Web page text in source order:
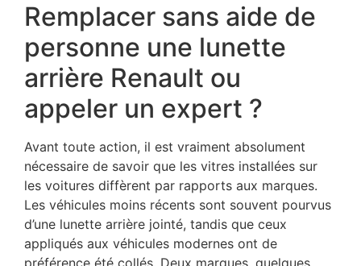
Remplacer sans aide de
personne une lunette
arrière Renault ou
appeler un expert ?
Avant toute action, il est vraiment absolument
nécessaire de savoir que les vitres installées sur
les voitures diffèrent par rapports aux marques.
Les véhicules moins récents sont souvent pourvus
d’une lunette arrière jointé, tandis que ceux
appliqués aux véhicules modernes ont de